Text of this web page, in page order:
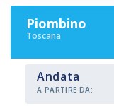
Piombino
Toscana
Andata
A PARTIRE DA: